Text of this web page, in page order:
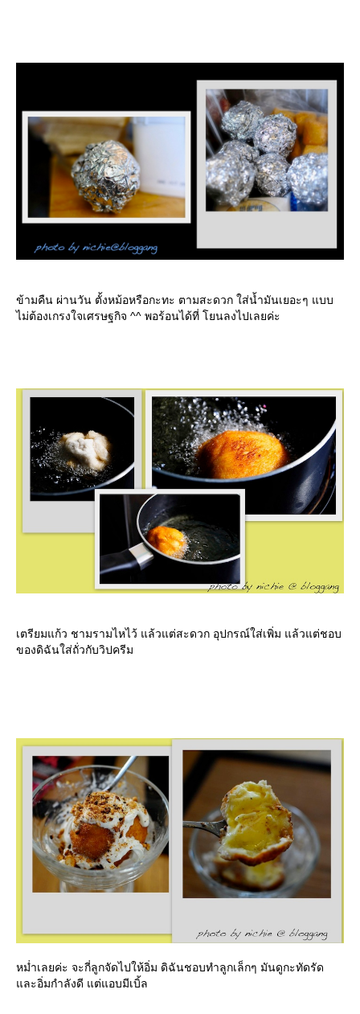
ข้ามคืน ผ่านวัน ตั้งหม้อหรือกะทะ ตามสะดวก ใส่น้ำมันเยอะๆ แบบ
ไม่ต้องเกรงใจเศรษฐกิจ ^^ พอร้อนได้ที่ โยนลงไปเลยค่ะ
เตรียมแก้ว ชามรามไหไว้ แล้วแต่สะดวก อุปกรณ์ใส่เพิ่ม แล้วแต่ชอบ
ของดิฉันใส่ถั่วกับวิปครีม
หม่ำเลยค่ะ จะกี่ลูกจัดไปให้อิ่ม ดิฉันชอบทำลูกเล็กๆ มันดูกะทัดรัด
ละอิ่มกำลังดี แต่แอบมีเบิ้ล